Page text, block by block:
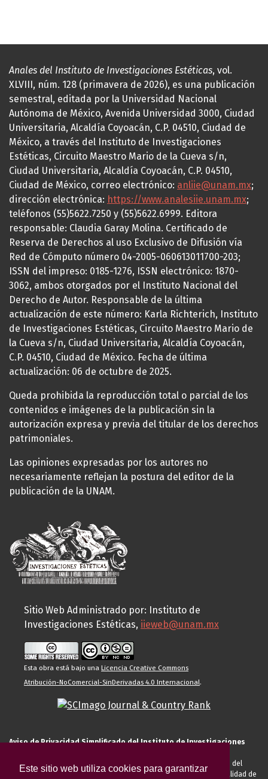
Este sitio web utiliza cookies para garantizar
Anales del Instituto de Investigaciones Estéticas, vol.
XLVIII, núm. 128 (primavera de 2026), es una publicación
semestral, editada por la Universidad Nacional
Autónoma de México, Avenida Universidad 3000, Ciudad
Universitaria, Alcaldía Coyoacán, C.P. 04510, Ciudad de
México, a través del Instituto de Investigaciones
Estéticas, Circuito Maestro Mario de la Cueva s/n,
Ciudad Universitaria, Alcaldía Coyoacán, C.P. 04510,
Ciudad de México, correo electrónico: anliie@unam.mx;
dirección electrónica: https://www.analesiie.unam.mx;
teléfonos (55)5622.7250 y (55)5622.6999. Editora
responsable: Claudia Garay Molina. Certificado de
Reserva de Derechos al uso Exclusivo de Difusión vía
Red de Cómputo número 04-2005-060613011700-203;
ISSN del impreso: 0185-1276, ISSN electrónico: 1870-
3062, ambos otorgados por el Instituto Nacional del
Derecho de Autor. Responsable de la última
actualización de este número: Karla Richterich, Instituto
de Investigaciones Estéticas, Circuito Maestro Mario de
la Cueva s/n, Ciudad Universitaria, Alcaldía Coyoacán,
C.P. 04510, Ciudad de México. Fecha de última
actualización: 06 de octubre de 2025.
Queda prohibida la reproducción total o parcial de los
contenidos e imágenes de la publicación sin la
autorización expresa y previa del titular de los derechos
patrimoniales.
Las opiniones expresadas por los autores no
necesariamente reflejan la postura del editor de la
publicación de la UNAM.
Sitio Web Administrado por: Instituto de
Investigaciones Estéticas, iieweb@unam.mx
Esta obra está bajo una Licencia Creative Commons
Atribución-NoComercial-SinDerivadas 4.0 Internacional.
Aviso de Privacidad Simplificado del Instituto de Investigaciones
El Instituto de Investigaciones Estéticas de la UNAM, es responsable del
tratamiento de sus datos personales para el registro de usted en calidad de